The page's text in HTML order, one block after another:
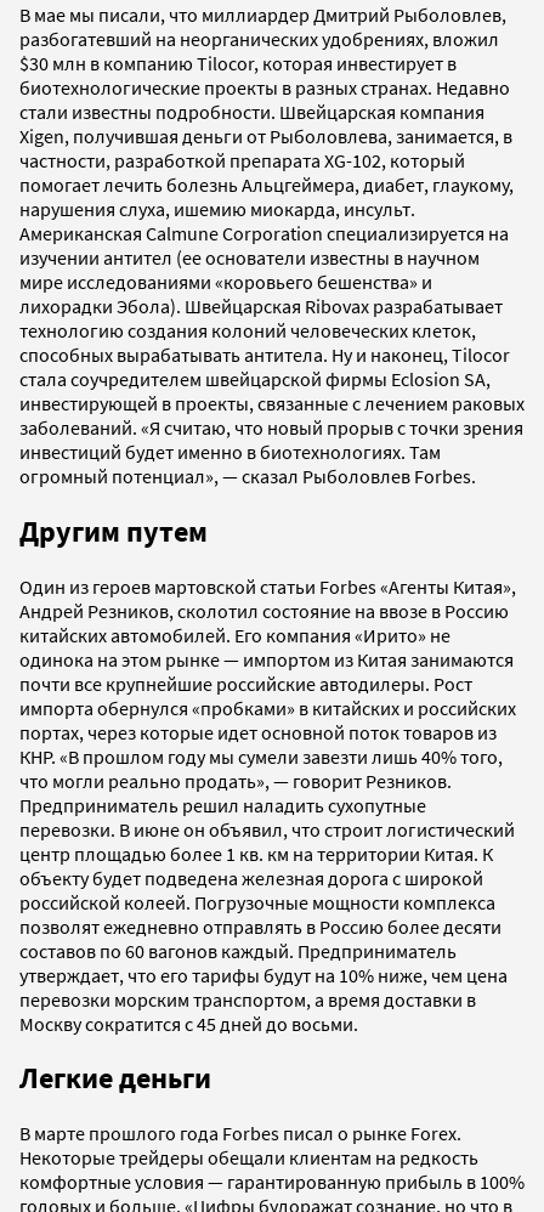
В мае мы писали, что миллиардер Дмитрий Рыболовлев,
разбогатевший на неорганических удобрениях, вложил
$30 млн в компанию Tilocor, которая инвестирует в
биотехнологические проекты в разных странах. Недавно
стали известны подробности. Швейцарская компания
Xigen, получившая деньги от Рыболовлева, занимается, в
частности, разработкой препарата XG-102, который
помогает лечить болезнь Альцгеймера, диабет, глаукому,
нарушения слуха, ишемию миокарда, инсульт.
Американская Calmune Corporation специализируется на
изучении антител (ее основатели известны в научном
мире исследованиями «коровьего бешенства» и
лихорадки Эбола). Швейцарская Ribovax разрабатывает
технологию создания колоний человеческих клеток,
способных вырабатывать антитела. Ну и наконец, Tilocor
стала соучредителем швейцарской фирмы Eclosion SA,
инвестирующей в проекты, связанные с лечением раковых
заболеваний. «Я считаю, что новый прорыв с точки зрения
инвестиций будет именно в биотехнологиях. Там
огромный потенциал», — сказал Рыболовлев Forbes.
Другим путем
Один из героев мартовской статьи Forbes «Агенты Китая»,
Андрей Резников, сколотил состояние на ввозе в Россию
китайских автомобилей. Его компания «Ирито» не
одинока на этом рынке — импортом из Китая занимаются
почти все крупнейшие российские автодилеры. Рост
импорта обернулся «пробками» в китайских и российских
портах, через которые идет основной поток товаров из
КНР. «В прошлом году мы сумели завезти лишь 40% того,
что могли реально продать», — говорит Резников.
Предприниматель решил наладить сухопутные
перевозки. В июне он объявил, что строит логистический
центр площадью более 1 кв. км на территории Китая. К
объекту будет подведена железная дорога с широкой
российской колеей. Погрузочные мощности комплекса
позволят ежедневно отправлять в Россию более десяти
составов по 60 вагонов каждый. Предприниматель
утверждает, что его тарифы будут на 10% ниже, чем цена
перевозки морским транспортом, а время доставки в
Москву сократится с 45 дней до восьми.
Легкие деньги
В марте прошлого года Forbes писал о рынке Forex.
Некоторые трейдеры обещали клиентам на редкость
комфортные условия — гарантированную прибыль в 100%
годовых и больше. «Цифры будоражат сознание, но что в